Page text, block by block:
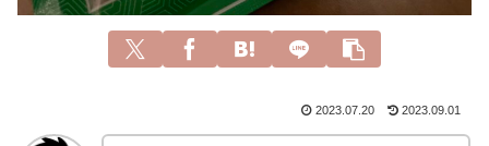
2023.07.20 2023.09.01